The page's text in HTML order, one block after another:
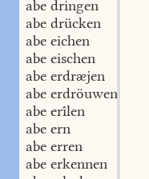
abe dringen
abe drücken
abe eichen
abe eischen
abe erdræjen
abe erdröuwen
abe erîlen
abe ern
abe erren
abe erkennen